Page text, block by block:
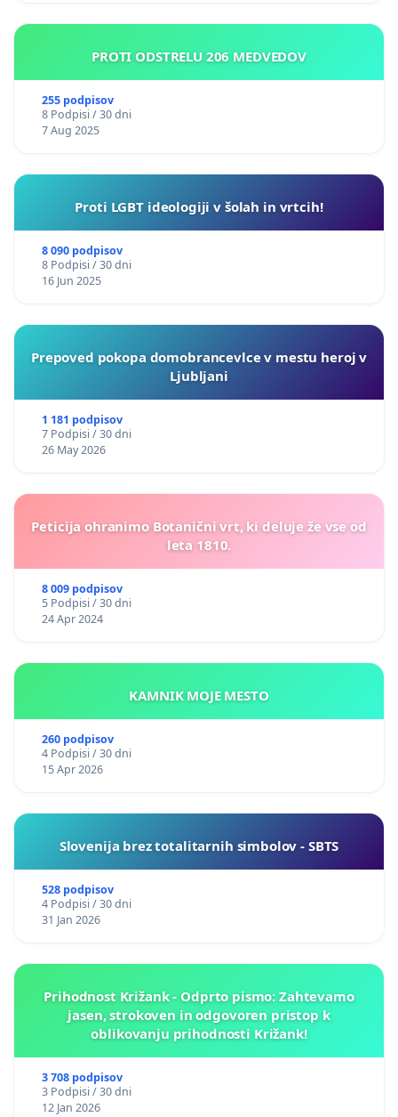
PROTI ODSTRELU 206 MEDVEDOV
255 podpisov
8 Podpisi / 30 dni
7 Aug 2025
Proti LGBT ideologiji v šolah in vrtcih!
8 090 podpisov
8 Podpisi / 30 dni
16 Jun 2025
Prepoved pokopa domobrancevlce v mestu heroj v
Ljubljani
1 181 podpisov
7 Podpisi / 30 dni
26 May 2026
Peticija ohranimo Botanični vrt, ki deluje že vse od
leta 1810.
8 009 podpisov
5 Podpisi / 30 dni
24 Apr 2024
KAMNIK MOJE MESTO
260 podpisov
4 Podpisi / 30 dni
15 Apr 2026
Slovenija brez totalitarnih simbolov - SBTS
528 podpisov
4 Podpisi / 30 dni
31 Jan 2026
Prihodnost Križank - Odprto pismo: Zahtevamo
jasen, strokoven in odgovoren pristop k
oblikovanju prihodnosti Križank!
3 708 podpisov
3 Podpisi / 30 dni
12 Jan 2026